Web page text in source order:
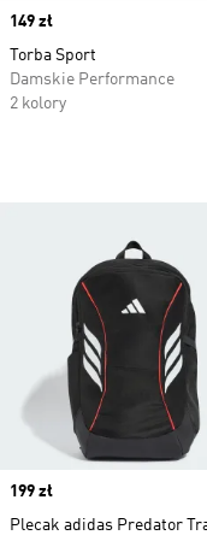
Price
149 zł
Torba Sport
Damskie Performance
2 kolory
Price
199 zł
Plecak adidas Predator